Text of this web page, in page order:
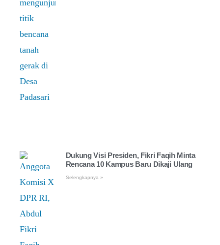
Dukung Visi Presiden, Fikri Faqih Minta
Rencana 10 Kampus Baru Dikaji Ulang
Selengkapnya »